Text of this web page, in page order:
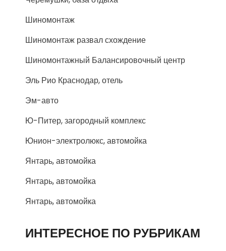
Шиномонтаж
Шиномонтаж развал схождение
Шиномонтажный Балансировочный центр
Эль Рио Краснодар, отель
Эм-авто
Ю-Питер, загородный комплекс
Юнион-электролюкс, автомойка
Янтарь, автомойка
Янтарь, автомойка
Янтарь, автомойка
ИНТЕРЕСНОЕ ПО РУБРИКАМ